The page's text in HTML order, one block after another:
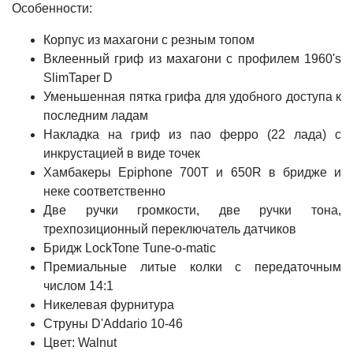
Особенности:
Корпус из махагони с резным топом
Вклеенный гриф из махагони с профилем 1960's
SlimTaper D
Уменьшенная пятка грифа для удобного доступа к
последним ладам
Накладка на гриф из пао ферро (22 лада) с
инкрустацией в виде точек
Хамбакеры Epiphone 700T и 650R в бридже и
неке соответственно
Две ручки громкости, две ручки тона,
трехпозиционный переключатель датчиков
Бридж LockTone Tune-o-matic
Премиальные литые колки с передаточным
числом 14:1
Никелевая фурнитура
Струны D'Addario 10-46
Цвет: Walnut